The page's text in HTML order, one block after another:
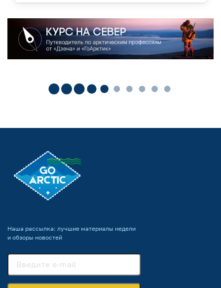
Наша рассылка: лучшие материалы недели
и обзоры новостей